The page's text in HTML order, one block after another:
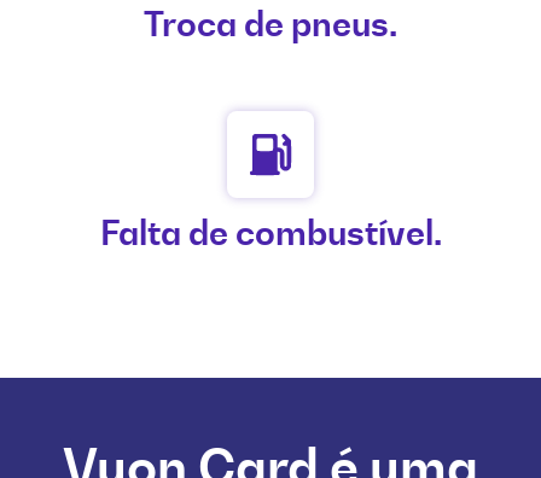
Troca de pneus.
Falta de combustível.